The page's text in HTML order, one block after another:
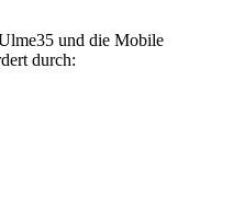
und die Mobile
durch: